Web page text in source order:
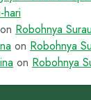
hari
on Robohnya
on Robohnya
on Robohnya